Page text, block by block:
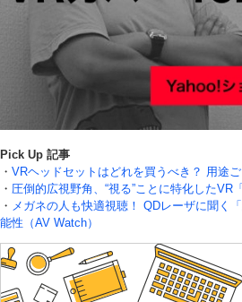
Pick Up 記事
・ VRヘッドセットはどれを買うべき？ 用途
・ 圧倒的広視野角、“視る”ことに特化したVR
・ メガネの人も快適視聴！ QDレーザに聞く
能性（AV Watch）